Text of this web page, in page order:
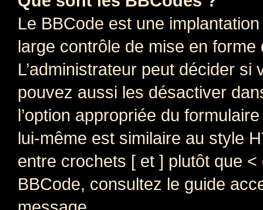
Le BBCode est une
large contrôle de mise en forme
L’administrateur peut décider
pouvez aussi les désactiver
l’option appropriée du
lui-même est similaire au style
entre crochets [ et ] plutôt que
BBCode, consultez le guide